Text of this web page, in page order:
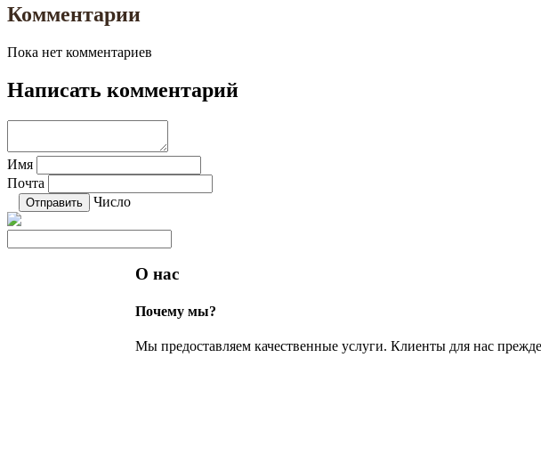
Комментарии
Пока нет комментариев
Написать комментарий
Имя
Почта
Число
О нас
Почему мы?
Мы предоставляем качественные услуги. Клиенты для нас